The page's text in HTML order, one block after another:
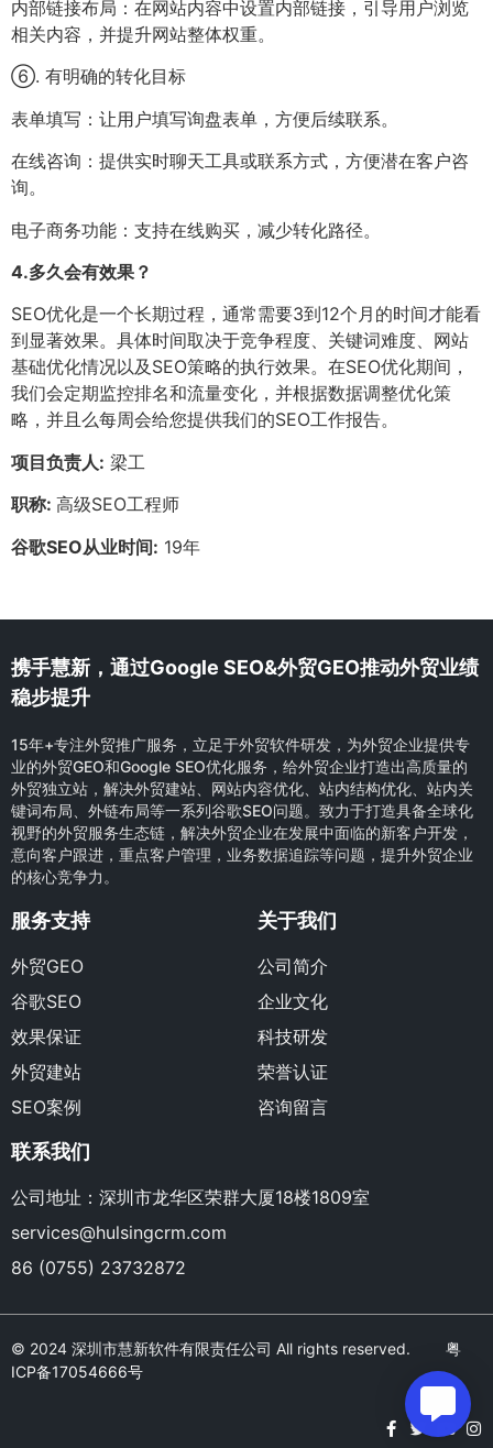
内部链接布局：在网站内容中设置内部链接，引导用户浏览
相关内容，并提升网站整体权重。
⑥. 有明确的转化目标
表单填写：让用户填写询盘表单，方便后续联系。
在线咨询：提供实时聊天工具或联系方式，方便潜在客户咨
询。
电子商务功能：支持在线购买，减少转化路径。
4.多久会有效果？
SEO优化是一个长期过程，通常需要3到12个月的时间才能看
到显著效果。具体时间取决于竞争程度、关键词难度、网站
基础优化情况以及SEO策略的执行效果。在SEO优化期间，
我们会定期监控排名和流量变化，并根据数据调整优化策
略，并且么每周会给您提供我们的SEO工作报告。
项目负责人: 梁工
职称: 高级SEO工程师
谷歌SEO从业时间: 19年
携手慧新，通过Google SEO&外贸GEO推动外贸业绩
稳步提升
15年+专注外贸推广服务，立足于外贸软件研发，为外贸企业提供专
业的外贸GEO和Google SEO优化服务，给外贸企业打造出高质量的
外贸独立站，解决外贸建站、网站内容优化、站内结构优化、站内关
键词布局、外链布局等一系列谷歌SEO问题。致力于打造具备全球化
视野的外贸服务生态链，解决外贸企业在发展中面临的新客户开发，
意向客户跟进，重点客户管理，业务数据追踪等问题，提升外贸企业
的核心竞争力。
服务支持
外贸GEO
谷歌SEO
效果保证
外贸建站
SEO案例
关于我们
公司简介
企业文化
科技研发
荣誉认证
咨询留言
联系我们
公司地址：深圳市龙华区荣群大厦18楼1809室
services@hulsingcrm.com
86 (0755) 23732872
© 2024 深圳市慧新软件有限责任公司 All rights reserved. 粤
ICP备17054666号